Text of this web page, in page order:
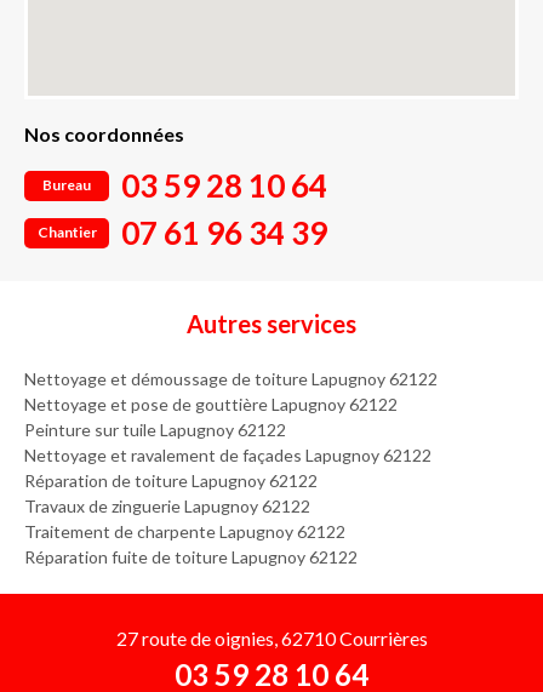
Nos coordonnées
Bureau 03 59 28 10 64
Chantier 07 61 96 34 39
Autres services
Nettoyage et démoussage de toiture Lapugnoy 62122
Nettoyage et pose de gouttière Lapugnoy 62122
Peinture sur tuile Lapugnoy 62122
Nettoyage et ravalement de façades Lapugnoy 62122
Réparation de toiture Lapugnoy 62122
Travaux de zinguerie Lapugnoy 62122
Traitement de charpente Lapugnoy 62122
Réparation fuite de toiture Lapugnoy 62122
27 route de oignies, 62710 Courrières
03 59 28 10 64